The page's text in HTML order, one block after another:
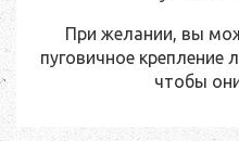
При желании, вы
пуговичное крепление
чтобы